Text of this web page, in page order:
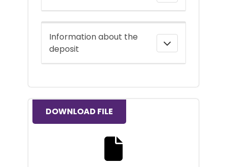
Information about the
deposit
DOWNLOAD FILE